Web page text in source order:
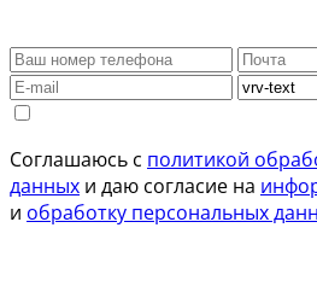
Соглашаюсь с политикой
данных и даю согласие на
и обработку персональных